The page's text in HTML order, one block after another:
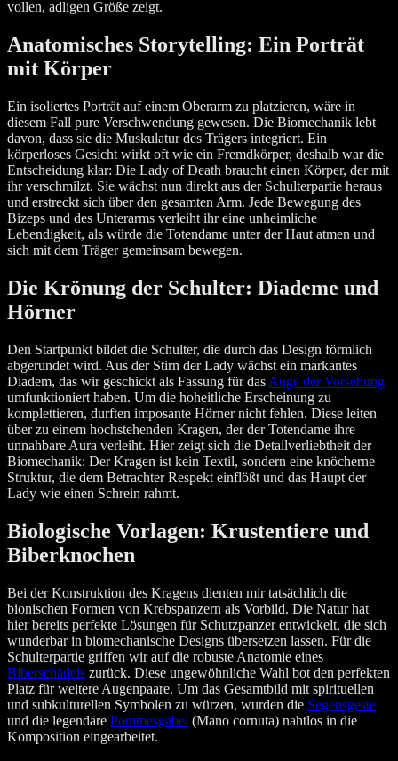
vollen, adligen Größe zeigt.
Anatomisches Storytelling: Ein Porträt
mit Körper
Ein isoliertes Porträt auf einem Oberarm zu platzieren, wäre in
diesem Fall pure Verschwendung gewesen. Die Biomechanik lebt
davon, dass sie die Muskulatur des Trägers integriert. Ein
körperloses Gesicht wirkt oft wie ein Fremdkörper, deshalb war die
Entscheidung klar: Die Lady of Death braucht einen Körper, der mit
ihr verschmilzt. Sie wächst nun direkt aus der Schulterpartie heraus
und erstreckt sich über den gesamten Arm. Jede Bewegung des
Bizeps und des Unterarms verleiht ihr eine unheimliche
Lebendigkeit, als würde die Totendame unter der Haut atmen und
sich mit dem Träger gemeinsam bewegen.
Die Krönung der Schulter: Diademe und
Hörner
Den Startpunkt bildet die Schulter, die durch das Design förmlich
abgerundet wird. Aus der Stirn der Lady wächst ein markantes
Diadem, das wir geschickt als Fassung für das Auge der Vorsehung
umfunktioniert haben. Um die hoheitliche Erscheinung zu
komplettieren, durften imposante Hörner nicht fehlen. Diese leiten
über zu einem hochstehenden Kragen, der der Totendame ihre
unnahbare Aura verleiht. Hier zeigt sich die Detailverliebtheit der
Biomechanik: Der Kragen ist kein Textil, sondern eine knöcherne
Struktur, die dem Betrachter Respekt einflößt und das Haupt der
Lady wie einen Schrein rahmt.
Biologische Vorlagen: Krustentiere und
Biberknochen
Bei der Konstruktion des Kragens dienten mir tatsächlich die
bionischen Formen von Krebspanzern als Vorbild. Die Natur hat
hier bereits perfekte Lösungen für Schutzpanzer entwickelt, die sich
wunderbar in biomechanische Designs übersetzen lassen. Für die
Schulterpartie griffen wir auf die robuste Anatomie eines
Biberschädels zurück. Diese ungewöhnliche Wahl bot den perfekten
Platz für weitere Augenpaare. Um das Gesamtbild mit spirituellen
und subkulturellen Symbolen zu würzen, wurden die Segensgeste
und die legendäre Pommesgabel (Mano cornuta) nahtlos in die
Komposition eingearbeitet.